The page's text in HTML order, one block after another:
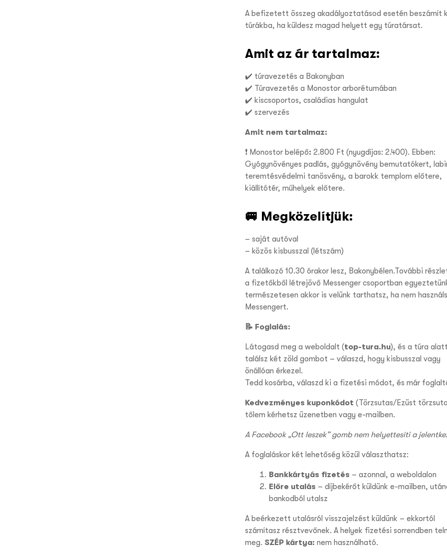
A befizetett összeg akadályoztatásod esetén beszámít
túrákba, ha küldesz magad helyett egy túratársat.
Amit az ár tartalmaz:
✔️ túravezetés a Bakonyban
✔️ Túravezetés a Monostor arborétumában
✔️ kiscsoportos, családias hangulat
✔️ szervezés
Amit nem tartalmaz:
❗ Monostor belépő: 2.800 Ft (nyugdíjas: 2.400). Ebben:
Gyógynövényes padlás, gyógynövény bemutatókert,
teremtésvédelmi tanösvény, a barokk templom előtere,
kiállítótér, műhelyek előtere.
🚐 Megközelítjük:
– saját autóval
– közös kisbusszal (létszám)
A találkozó 10.30 órakor lesz, Bakonybélen.További
a fizetőkből létrejövő Messenger csoportban
természetesen akkor is velünk tarthatsz, ha nem
Messengert.
📝 Foglalás:
Látogasd meg a weboldalt (top-tura.hu), és a túra alatt
találsz két zöld gombot – válaszd, hogy kisbusszal vagy
önállóan érkezel.
Tedd kosárba, válaszd ki a fizetési módot, és már
Kedvezményes kuponkódot (Törzsutas/Ezüst
tőlem kérhetsz üzenetben vagy e-mailben.
A Facebook „Ott leszek” gomb nem helyettesíti a
A foglaláskor két lehetőség közül választhatsz:
Bankkártyás fizetés – azonnal, a weboldalon
Előre utalás – díjbekérőt küldünk e-mailben,
bankodból utalsz
A beérkezett utalásról visszajelzést küldünk – ekkortól
számítasz résztvevőnek. A helyek fizetési sorrendben
meg. SZÉP kártya: nem használható.